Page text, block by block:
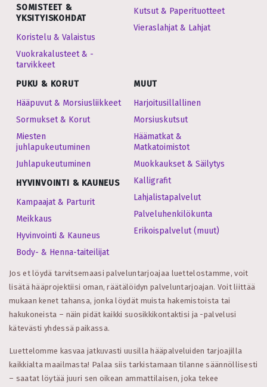
SOMISTEET &
YKSITYISKOHDAT
Koristelu & Valaistus
Vuokrakalusteet & -
tarvikkeet
Kutsut & Paperituotteet
Vieraslahjat & Lahjat
PUKU & KORUT
Hääpuvut & Morsiusliikkeet
Sormukset & Korut
Miesten
juhlapukeutuminen
Juhlapukeutuminen
HYVINVOINTI & KAUNEUS
Kampaajat & Parturit
Meikkaus
Hyvinvointi & Kauneus
Body- & Henna-taiteilijat
MUUT
Harjoitusillallinen
Morsiuskutsut
Häämatkat &
Matkatoimistot
Muokkaukset & Säilytys
Kalligrafit
Lahjalistapalvelut
Palveluhenkilökunta
Erikoispalvelut (muut)
Jos et löydä tarvitsemaasi palveluntarjoajaa luettelostamme, voit
lisätä hääprojektiisi oman, räätälöidyn palveluntarjoajan. Voit liittää
mukaan kenet tahansa, jonka löydät muista hakemistoista tai
hakukoneista – näin pidät kaikki suosikkikontaktisi ja -palvelusi
kätevästi yhdessä paikassa.
Luettelomme kasvaa jatkuvasti uusilla hääpalveluiden tarjoajilla
kaikkialta maailmasta! Palaa siis tarkistamaan tilanne säännöllisesti
– saatat löytää juuri sen oikean ammattilaisen, joka tekee